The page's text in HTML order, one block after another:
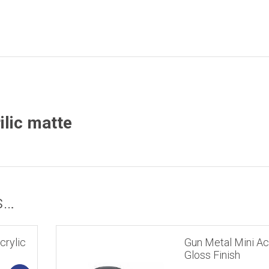
matte
Gun Metal Mini
Gloss Finish